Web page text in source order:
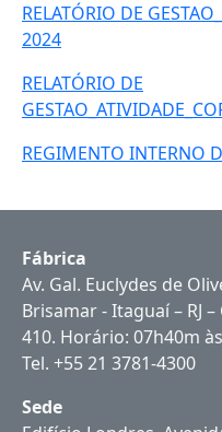
RELATÓRIO DE
2024
RELATÓRIO DE
REGIMENTO INTERNO
Fábrica
Av. Gal. Euclydes de
Brisamar - Itaguaí – RJ –
410. Horário: 07h40m
Tel. +55 21 3781-4300
Sede